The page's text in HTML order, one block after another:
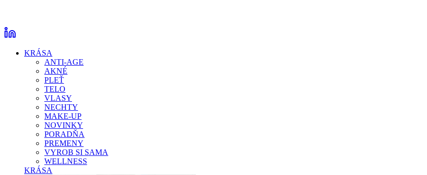
KRÁSA
ANTI-AGE
AKNÉ
PLEŤ
TELO
VLASY
NECHTY
MAKE-UP
NOVINKY
PORADŇA
PREMENY
VYROB SI SAMA
WELLNESS
KRÁSA